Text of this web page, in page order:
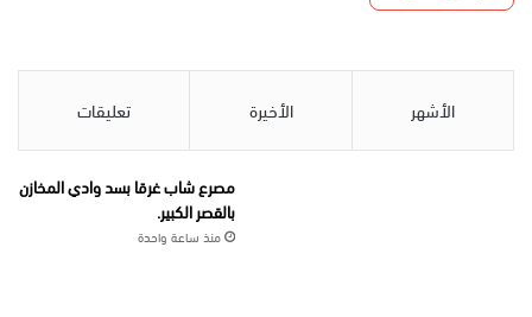
الأشهر الأخيرة تعليقات
مصرع شاب غرقا بسد وادي المخازن
بالقصر الكبير.
منذ ساعة واحدة